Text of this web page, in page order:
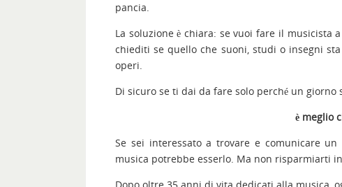
pancia.
La soluzione è chiara: se vuoi fare il musicista
chiediti se quello che suoni, studi o insegni
operi.
Di sicuro se ti dai da fare solo perché un
è meglio
Se sei interessato a trovare e comunicare
musica potrebbe esserlo. Ma non risparmiarti